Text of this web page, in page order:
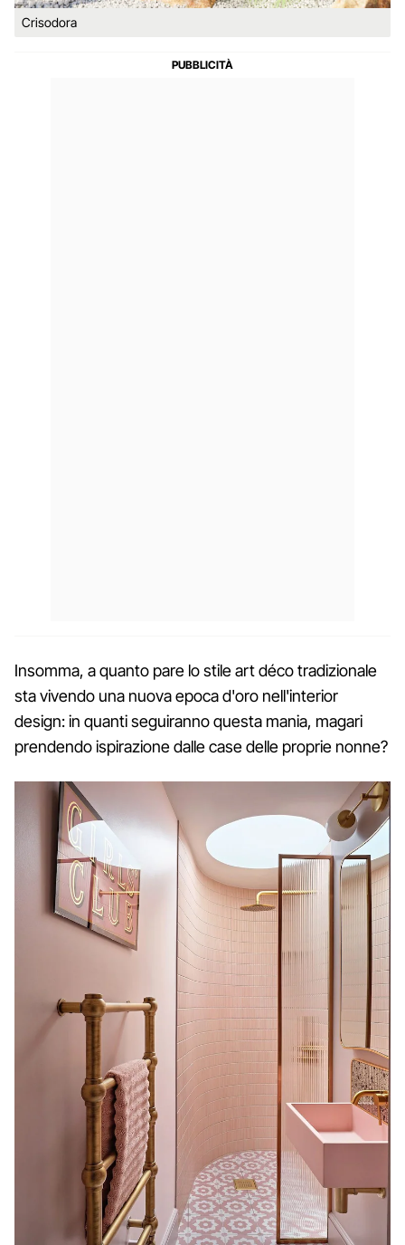
Crisodora
Insomma, a quanto pare lo stile art déco tradizionale
sta vivendo una nuova epoca d'oro nell'interior
design: in quanti seguiranno questa mania, magari
prendendo ispirazione dalle case delle proprie nonne?